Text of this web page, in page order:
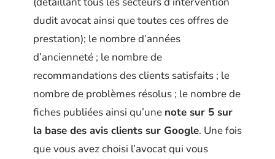
dudit avocat ainsi que toutes ces offres de
prestation); le nombre d’années
d’ancienneté ; le nombre de
recommandations des clients satisfaits ; le
nombre de problèmes résolus ; le nombre de
fiches publiées ainsi qu’une note sur 5 sur
la base des avis clients sur Google. Une fois
que vous avez choisi l’avocat qui vous